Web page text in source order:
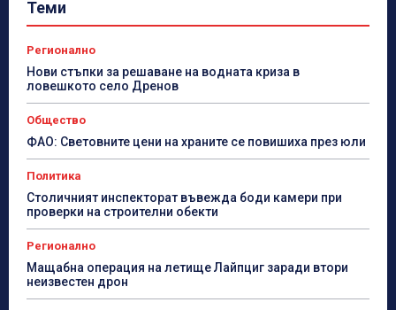
Теми
Регионално
Нови стъпки за решаване на водната криза в
ловешкото село Дренов
Общество
ФАО: Световните цени на храните се повишиха през юли
Политика
Столичният инспекторат въвежда боди камери при
проверки на строителни обекти
Регионално
Мащабна операция на летище Лайпциг заради втори
неизвестен дрон